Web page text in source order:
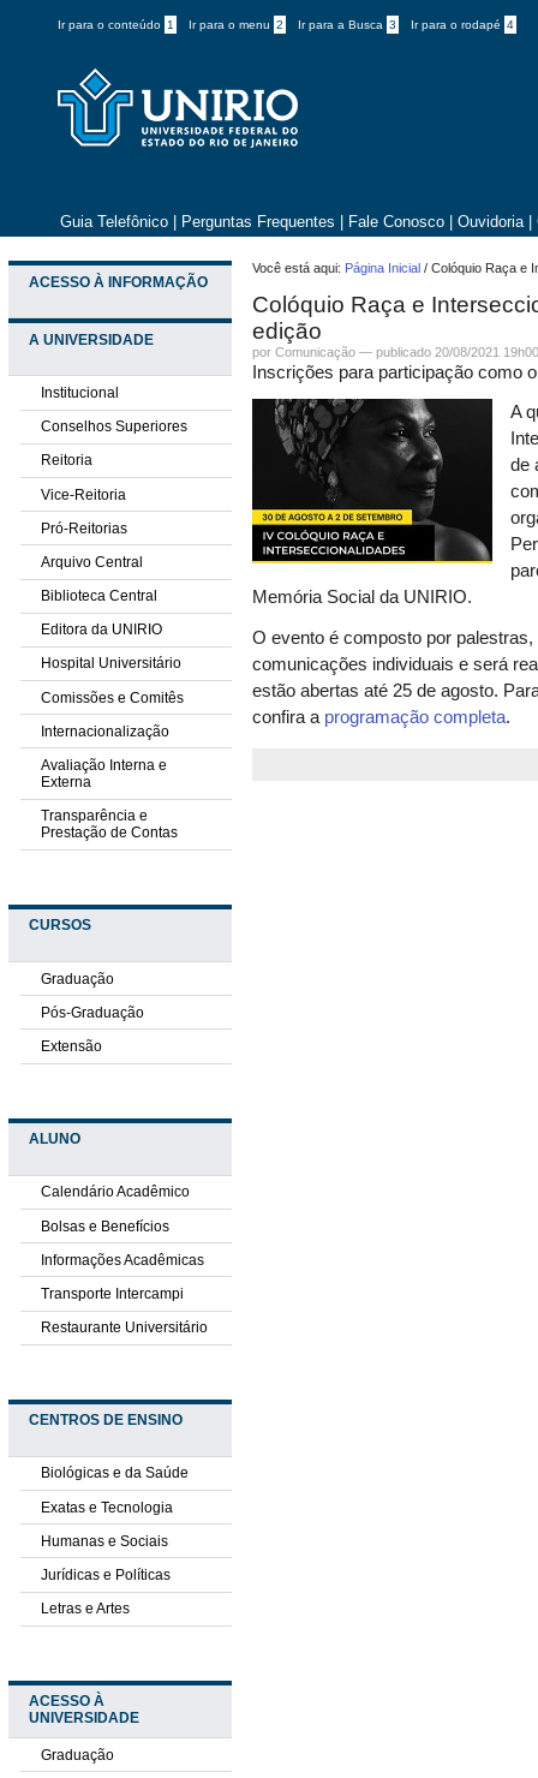
Ir para o conteúdo 1 Ir para o menu 2 Ir para a Busca 3 Ir para o rodapé 4
Guia Telefônico Perguntas Frequentes Fale Conosco Ouvidoria
ACESSO À INFORMAÇÃO
A UNIVERSIDADE
Institucional
Conselhos Superiores
Reitoria
Vice-Reitoria
Pró-Reitorias
Arquivo Central
Biblioteca Central
Editora da UNIRIO
Hospital Universitário
Comissões e Comitês
Internacionalização
Avaliação Interna e
Externa
Transparência e
Prestação de Contas
CURSOS
Graduação
Pós-Graduação
Extensão
ALUNO
Calendário Acadêmico
Bolsas e Benefícios
Informações Acadêmicas
Transporte Intercampi
Restaurante Universitário
CENTROS DE ENSINO
Biológicas e da Saúde
Exatas e Tecnologia
Humanas e Sociais
Jurídicas e Políticas
Letras e Artes
ACESSO À
UNIVERSIDADE
Graduação
Você está aqui: Página Inicial /Colóquio Raça e
Colóquio Raça e
edição
porComunicação —publicado 20/08/2021
Inscrições para participação como
A
de
Memória Social da UNIRIO.
O evento é composto por
comunicações individuais e será
estão abertas até 25 de agosto.
confira a programação completa.